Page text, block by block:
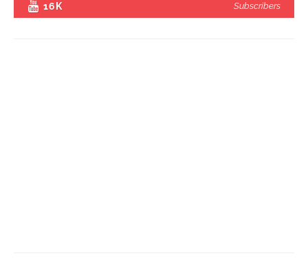
16K Subscribers